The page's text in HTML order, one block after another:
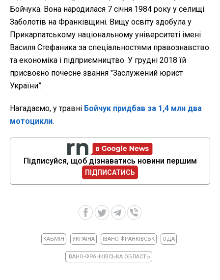
Бойчука. Вона народилася 7 січня 1984 року у селищі
Заболотів на Франківщині. Вищу освіту здобула у
Прикарпатському національному університеті імені
Василя Стефаника за спеціальностями правознавство
та економіка і підприємництво. У грудні 2018 їй
присвоєно почесне звання "Заслужений юрист
України”.
Нагадаємо, у травні Бойчук придбав за 1,4 млн два
мотоцикли.
Підписуйся, щоб дізнаватись новини першим
ПІДПИСАТИСЬ
КАБМІН УКРАЇНА ІВАНО-ФРАНКІВСЬК ОДА
ІВАНО-ФРАНКІВСЬКА ОБЛАСТЬ